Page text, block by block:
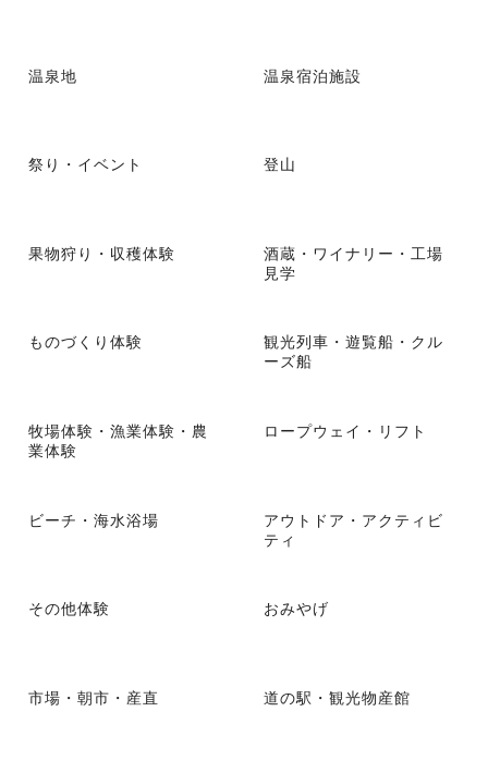
温泉地 温泉宿泊施設
祭り・イベント 登山
果物狩り・収穫体験
酒蔵・ワイナリー・工場
見学
ものづくり体験
観光列車・遊覧船・クル
ーズ船
牧場体験・漁業体験・農
業体験
ロープウェイ・リフト
ビーチ・海水浴場
アウトドア・アクティビ
ティ
その他体験 おみやげ
市場・朝市・産直 道の駅・観光物産館